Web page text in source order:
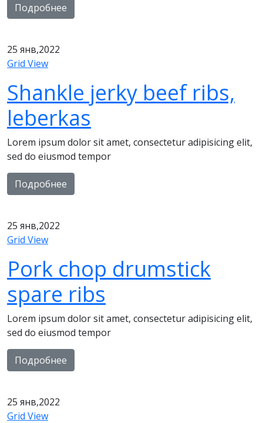
Подробнее
25 янв,2022
Grid View
Shankle jerky beef ribs,
leberkas
Lorem ipsum dolor sit amet, consectetur adipisicing elit,
sed do eiusmod tempor
Подробнее
25 янв,2022
Grid View
Pork chop drumstick
spare ribs
Lorem ipsum dolor sit amet, consectetur adipisicing elit,
sed do eiusmod tempor
Подробнее
25 янв,2022
Grid View